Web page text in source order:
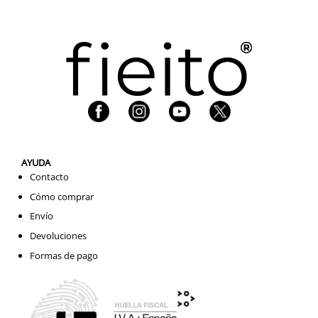
AYUDA
Contacto
Cómo comprar
Envío
Devoluciones
Formas de pago